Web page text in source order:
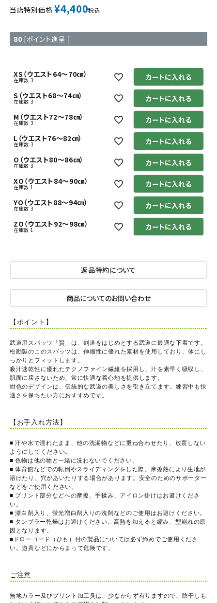
当店特別価格 ¥4,400税込
80 [ポイント進呈 ]
XS（ウエスト64～70㎝）
在庫数3
カートに入れる
S（ウエスト68～74㎝）
在庫数 3
カートに入れる
M（ウエスト72～78㎝）
在庫数 3
カートに入れる
L（ウエスト76～82㎝）
在庫数 3
カートに入れる
O（ウエスト80～86㎝）
在庫数 3
カートに入れる
XO（ウエスト84～90㎝）
在庫数 1
カートに入れる
YO（ウエスト88～94㎝）
在庫数 3
カートに入れる
ZO（ウエスト92～98㎝）
在庫数 1 カートに入れる
返品特約について
商品についてのお問い合わせ
【ポイント】
武道用スパッツ「賢」は、剣道をはじめとする武道に最適な下着です。
松勘製のこのスパッツは、伸縮性に優れた素材を使用しており、体にし
っかりとフィットします。
吸汗速乾性に優れたテクノファイン繊維を採用し、汗を素早く吸収し、
肌面に戻さないため、常に快適な着心地を提供します。
紺色のデザインは、伝統的な武道の美しさを引き立てます。練習中も快
適さを保ちたい方におすすめです。
【お手入れ方法】
■ 汗や水で濡れたまま、他の洗濯物などに重ね合わせたり、放置しない
ようにしてください。
■ 色物は他の物と一緒に洗わないでください。
■ 体育館などでの転倒やスライディングをした際、摩擦熱により生地が
溶けたり、穴があいたりする場合があります。安全のためのサポーター
などをご使用ください。
■ プリント部分などへの摩擦、手揉み、アイロン掛けはお避けくださ
い。
■ 漂白剤入り、蛍光増白剤入りの洗剤などのご使用はお避けください。
■ タンブラー乾燥はお避けください。高熱を加えると縮み、型崩れの原
因となります。
■ドローコード（ひも）付の製品については必ず締めでご使用くださ
い。遊具などにからまって危険です。
ご注意
無地カラー及びプリント加工臭は、少なからず有りますので、陰干しも